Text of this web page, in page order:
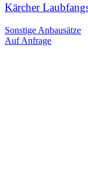
Kärcher
Sonstige Anbausätze
Auf Anfrage